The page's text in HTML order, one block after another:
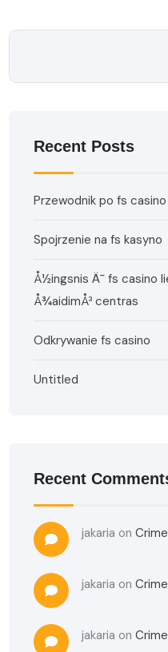
Recent Posts
Przewodnik po fs casino
Spojrzenie na fs kasyno
Å½ingsnis Ä¯ fs casino
Å¾aidimÅ³ centras
Odkrywanie fs casino
Untitled
Recent
jakaria on
jakaria on
jakaria on